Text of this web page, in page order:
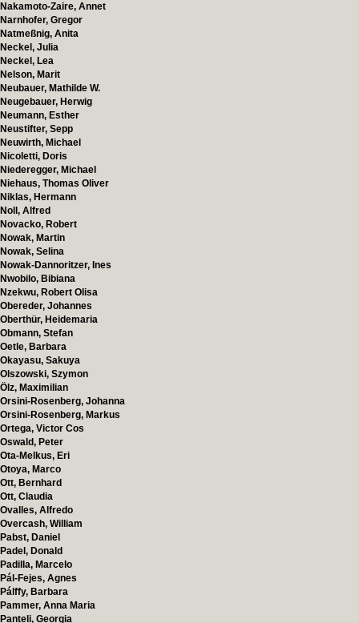
Nakamoto-Zaire, Annet
Narnhofer, Gregor
Natmeßnig, Anita
Neckel, Julia
Neckel, Lea
Nelson, Marit
Neubauer, Mathilde W.
Neugebauer, Herwig
Neumann, Esther
Neustifter, Sepp
Neuwirth, Michael
Nicoletti, Doris
Niederegger, Michael
Niehaus, Thomas Oliver
Niklas, Hermann
Noll, Alfred
Novacko, Robert
Nowak, Martin
Nowak, Selina
Nowak-Dannoritzer, Ines
Nwobilo, Bibiana
Nzekwu, Robert Olisa
Obereder, Johannes
Oberthür, Heidemaria
Obmann, Stefan
Oetle, Barbara
Okayasu, Sakuya
Olszowski, Szymon
Ölz, Maximilian
Orsini-Rosenberg, Johanna
Orsini-Rosenberg, Markus
Ortega, Victor Cos
Oswald, Peter
Ota-Melkus, Eri
Otoya, Marco
Ott, Bernhard
Ott, Claudia
Ovalles, Alfredo
Overcash, William
Pabst, Daniel
Padel, Donald
Padilla, Marcelo
Pál-Fejes, Agnes
Pálffy, Barbara
Pammer, Anna Maria
Panteli, Georgia